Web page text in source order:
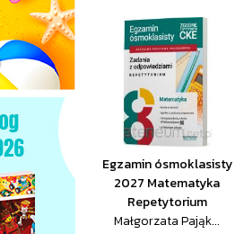
Egzamin ósmoklasisty
2027 Matematyka
Repetytorium
Małgorzata Pająk...